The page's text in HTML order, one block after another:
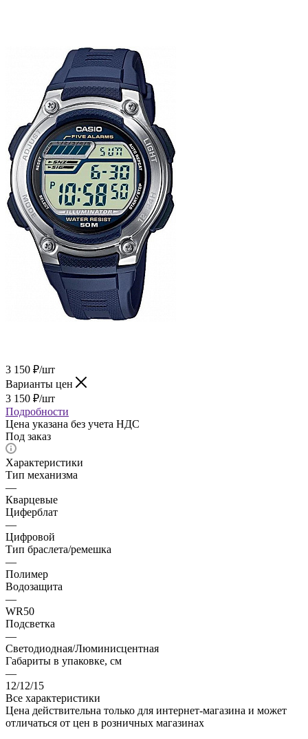
3 150 ₽/шт
Варианты цен
3 150 ₽/шт
Подробности
Цена указана без учета НДС
Под заказ
Характеристики
Тип механизма
—
Кварцевые
Циферблат
—
Цифровой
Тип браслета/ремешка
—
Полимер
Водозащита
—
WR50
Подсветка
—
Светодиодная/Люминисцентная
Габариты в упаковке, см
—
12/12/15
Все характеристики
Цена действительна только для интернет-магазина и может
отличаться от цен в розничных магазинах